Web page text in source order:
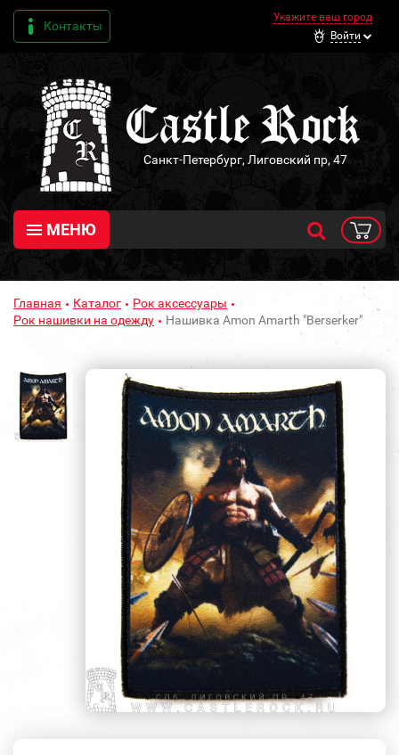
Контакты
Укажите ваш город
Войти
Санкт-Петербург, Лиговский пр, 47
МЕНЮ
Главная Каталог
Рок аксессуары
Рок нашивки на одежду
Нашивка Amon Amarth "Berserker"